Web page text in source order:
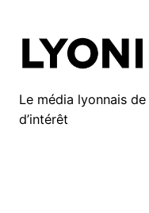
contenu
Le média lyonnais
d’intérêt